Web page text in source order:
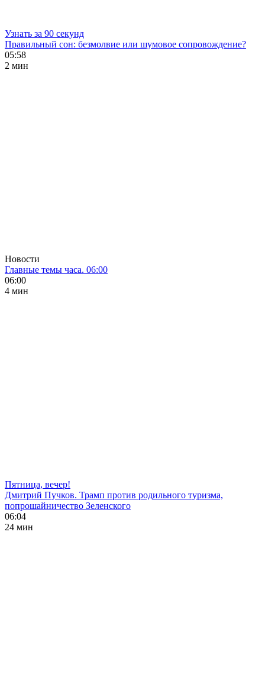
Узнать за 90 секунд
Правильный сон: безмолвие или шумовое сопровождение?
05:58
2 мин
Новости
Главные темы часа. 06:00
06:00
4 мин
Пятница, вечер!
Дмитрий Пучков. Трамп против родильного туризма,
попрошайничество Зеленского
06:04
24 мин